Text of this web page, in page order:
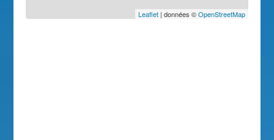
Leaflet| données ©OpenStreetMap